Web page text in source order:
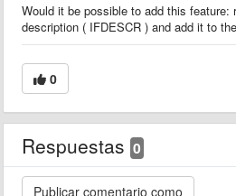
Would it be possible to add this feature:
description ( IFDESCR ) and add it to
0
Respuestas 0